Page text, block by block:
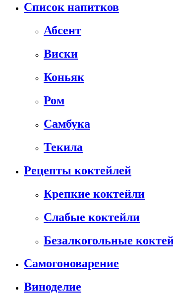
Список напитков
Абсент
Виски
Коньяк
Ром
Самбука
Текила
Рецепты коктейлей
Крепкие коктейли
Слабые коктейли
Безалкогольные
Самогоноварение
Виноделие